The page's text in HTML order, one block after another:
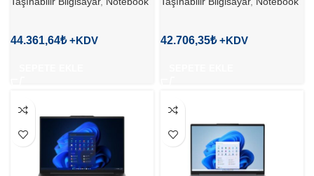
44.361,64₺ 42.706,35₺